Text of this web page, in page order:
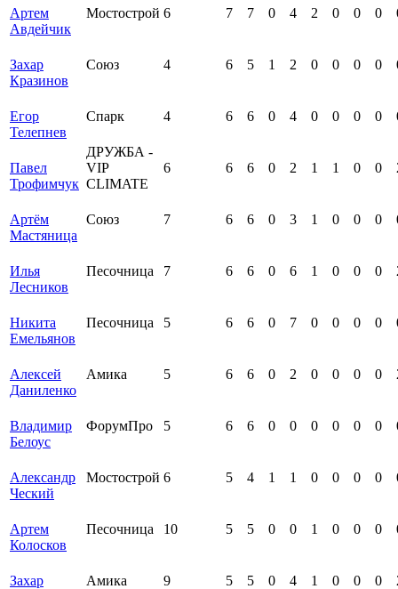
Артем
Авдейчик
Мостострой 6 7 7 0 4 2 0 0 0
Захар
Кразинов
Союз 4 6 5 1 2 0 0 0 0
Егор
Телепнев
Спарк 4 6 6 0 4 0 0 0 0
Павел
Трофимчук
ДРУЖБА -
VIP
СLIMATE
6 6 6 0 2 1 1 0 0
Артём
Мастяница
Союз 7 6 6 0 3 1 0 0 0
Илья
Лесников
Песочница 7 6 6 0 6 1 0 0 0
Никита
Емельянов
Песочница 5 6 6 0 7 0 0 0 0
Алексей
Даниленко
Амика 5 6 6 0 2 0 0 0 0
Владимир
Белоус
ФорумПро 5 6 6 0 0 0 0 0 0
Александр
Ческий
Мостострой 6 5 4 1 1 0 0 0 0
Артем
Колосков
Песочница 10 5 5 0 0 1 0 0 0
Захар
Амика 9 5 5 0 4 1 0 0 0